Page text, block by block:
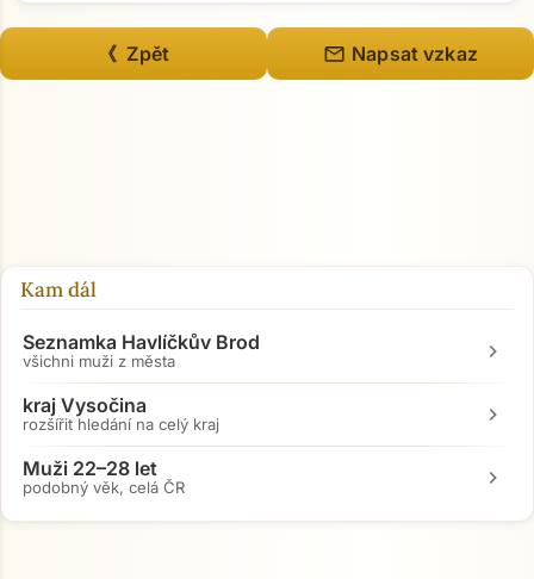
《 Zpět mail Napsat vzkaz
Kam dál
Seznamka Havlíčkův Brod
všichni muži z města chevron_right
kraj Vysočina
rozšířit hledání na celý kraj chevron_right
Muži 22–28 let
podobný věk, celá ČR chevron_right